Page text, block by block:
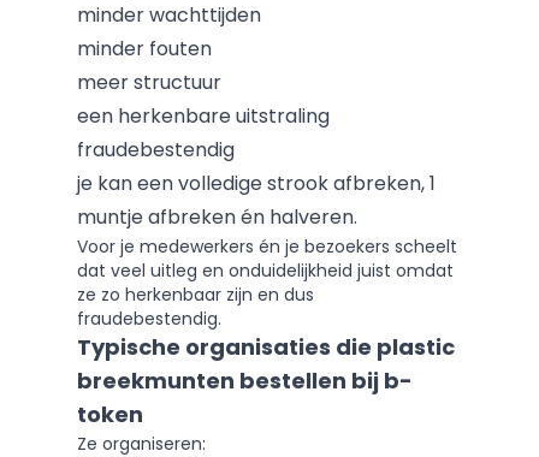
minder wachttijden
minder fouten
meer structuur
een herkenbare uitstraling
fraudebestendig
je kan een volledige strook afbreken, 1
muntje afbreken én halveren.
Voor je medewerkers én je bezoekers scheelt
dat veel uitleg en onduidelijkheid juist omdat
ze zo herkenbaar zijn en dus
fraudebestendig.
Typische organisaties die plastic
breekmunten bestellen bij b-
token
Ze organiseren: